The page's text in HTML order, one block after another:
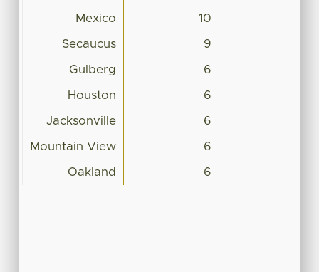
Mexico 10
Secaucus 9
Gulberg 6
Houston 6
Jacksonville 6
Mountain View 6
Oakland 6